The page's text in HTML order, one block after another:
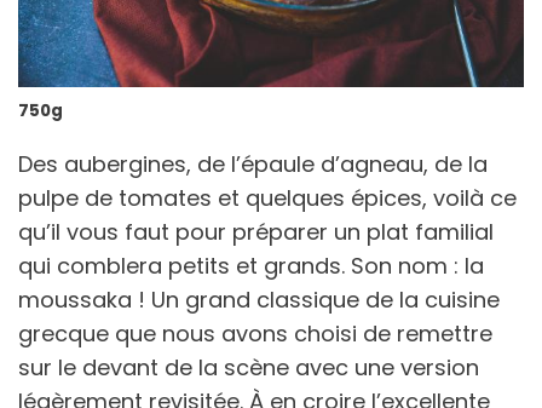
750g
Des aubergines, de l’épaule d’agneau, de la
pulpe de tomates et quelques épices, voilà ce
qu’il vous faut pour préparer un plat familial
qui comblera petits et grands. Son nom : la
moussaka ! Un grand classique de la cuisine
grecque que nous avons choisi de remettre
sur le devant de la scène avec une version
légèrement revisitée. À en croire l’excellente